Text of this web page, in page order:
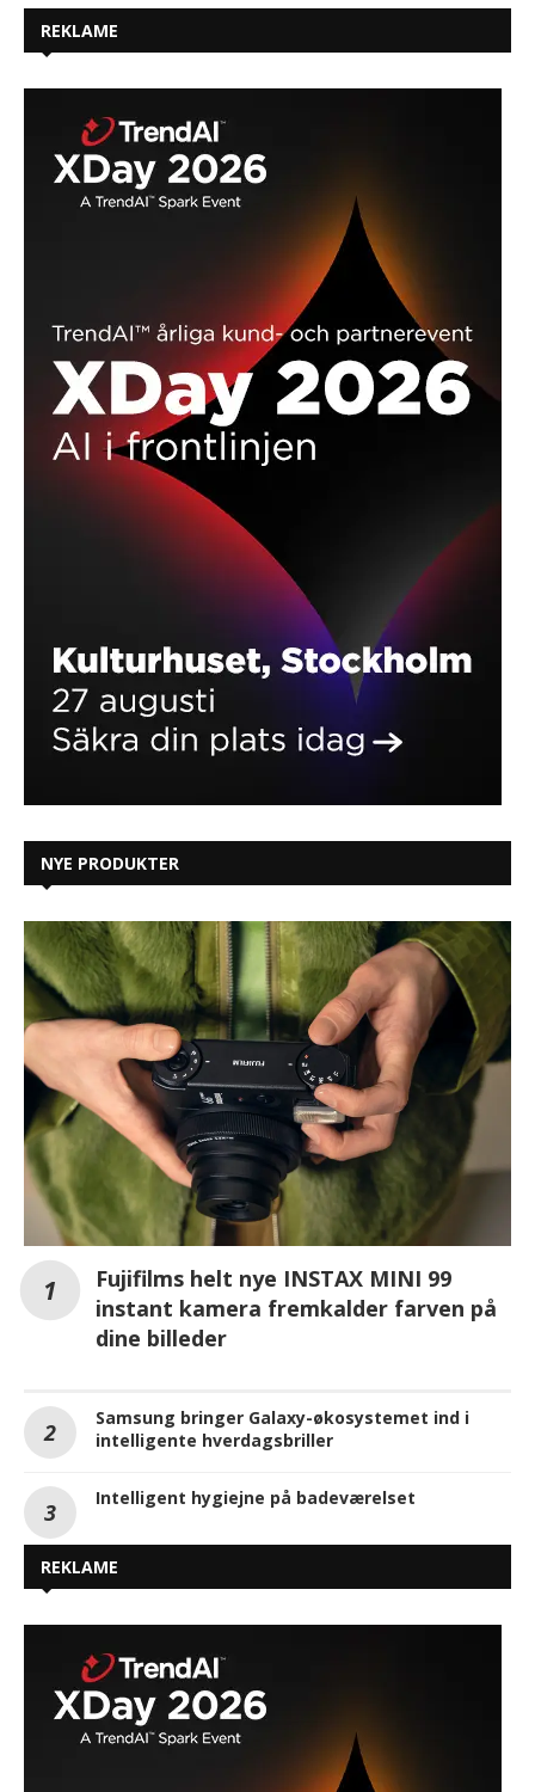
REKLAME
NYE PRODUKTER
Fujifilms helt nye INSTAX MINI 99
instant kamera fremkalder farven på
dine billeder
Samsung bringer Galaxy-økosystemet ind i
intelligente hverdagsbriller
Intelligent hygiejne på badeværelset
REKLAME